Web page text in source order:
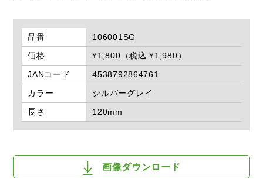
品番
106001SG
価格
¥1,800（税込 ¥1,980）
JANコード
4538792864761
カラー
シルバーグレイ
長さ
120mm
画像ダウンロード